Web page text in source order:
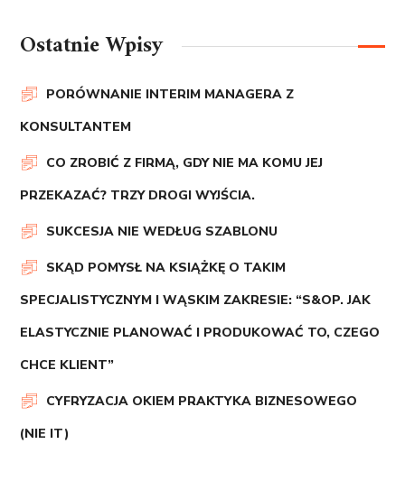
Ostatnie Wpisy
PORÓWNANIE INTERIM MANAGERA Z
KONSULTANTEM
CO ZROBIĆ Z FIRMĄ, GDY NIE MA KOMU JEJ
PRZEKAZAĆ? TRZY DROGI WYJŚCIA.
SUKCESJA NIE WEDŁUG SZABLONU
SKĄD POMYSŁ NA KSIĄŻKĘ O TAKIM
SPECJALISTYCZNYM I WĄSKIM ZAKRESIE: “S&OP. JAK
ELASTYCZNIE PLANOWAĆ I PRODUKOWAĆ TO, CZEGO
CHCE KLIENT”
CYFRYZACJA OKIEM PRAKTYKA BIZNESOWEGO
(NIE IT)